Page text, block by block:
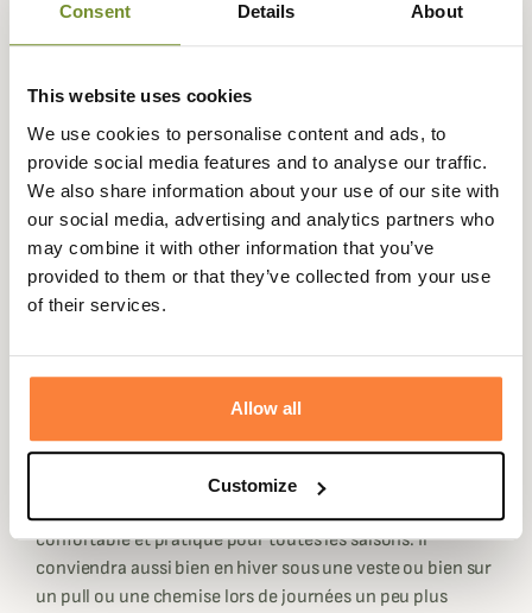
Consent Details About
This website uses cookies
We use cookies to personalise content and ads, to
provide social media features and to analyse our traffic.
We also share information about your use of our site with
our social media, advertising and analytics partners who
may combine it with other information that you’ve
provided to them or that they’ve collected from your use
of their services.
Allow all
Customize
Description
Baleno vous propose ce superbe gilet matelassé Thames
fabriqué dans un tissu doux pour un look décontracté et
chic, parfait en toutes occasions.
Ce gilet Thames est confectionné à 58% polyester et
48% polyamide, très agréable à porter. Son col montant
est doublé pour une sensation de douceur et une
Le gilet matelassé Thames est très fonctionnel grâce à sa
fermeture éclair bidirectionnel, ses deux poches
soufflets à rabats ainsi que sa poche latérale zippée sur la
confortable et pratique pour toutes les saisons. Il
conviendra aussi bien en hiver sous une veste ou bien sur
un pull ou une chemise lors de journées un peu plus